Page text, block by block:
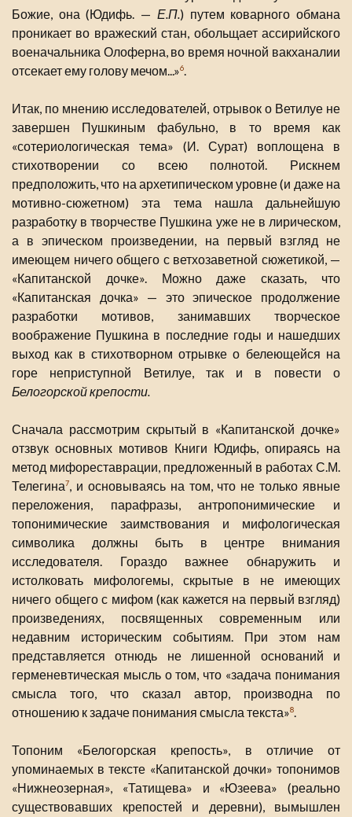
Божие, она (Юдифь. — Е.П.) путем коварного обмана
проникает во вражеский стан, обольщает ассирийского
военачальника Олоферна, во время ночной вакханалии
отсекает ему голову мечом...»6.
Итак, по мнению исследователей, отрывок о Ветилуе не
завершен Пушкиным фабульно, в то время как
«сотериологическая тема» (И. Сурат) воплощена в
стихотворении со всею полнотой. Рискнем
предположить, что на архетипическом уровне (и даже на
мотивно-сюжетном) эта тема нашла дальнейшую
разработку в творчестве Пушкина уже не в лирическом,
а в эпическом произведении, на первый взгляд не
имеющем ничего общего с ветхозаветной сюжетикой, —
«Капитанской дочке». Можно даже сказать, что
«Капитанская дочка» — это эпическое продолжение
разработки мотивов, занимавших творческое
воображение Пушкина в последние годы и нашедших
выход как в стихотворном отрывке о белеющейся на
горе неприступной Ветилуе, так и в повести о
Белогорской крепости.
Сначала рассмотрим скрытый в «Капитанской дочке»
отзвук основных мотивов Книги Юдифь, опираясь на
метод мифореставрации, предложенный в работах С.М.
Телегина7, и основываясь на том, что не только явные
переложения, парафразы, антропонимические и
топонимические заимствования и мифологическая
символика должны быть в центре внимания
исследователя. Гораздо важнее обнаружить и
истолковать мифологемы, скрытые в не имеющих
ничего общего с мифом (как кажется на первый взгляд)
произведениях, посвященных современным или
недавним историческим событиям. При этом нам
представляется отнюдь не лишенной оснований и
герменевтическая мысль о том, что «задача понимания
смысла того, что сказал автор, производна по
отношению к задаче понимания смысла текста»8.
Топоним «Белогорская крепость», в отличие от
упоминаемых в тексте «Капитанской дочки» топонимов
«Нижнеозерная», «Татищева» и «Юзеева» (реально
существовавших крепостей и деревни), вымышлен